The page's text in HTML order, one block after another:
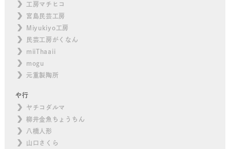
工房マチヒコ
宮島民芸工房
Miyukiyo工房
民芸工房がくなん
miiThaaii
mogu
元重製陶所
や行
ヤチコダルマ
柳井金魚ちょうちん
八橋人形
山口さくら